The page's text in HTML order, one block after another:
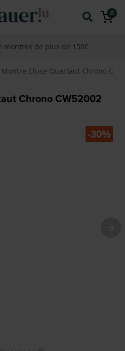
0
montres de plus de 150€
Montre Cluse Quartaut Chrono
Chrono CW52002
-30%